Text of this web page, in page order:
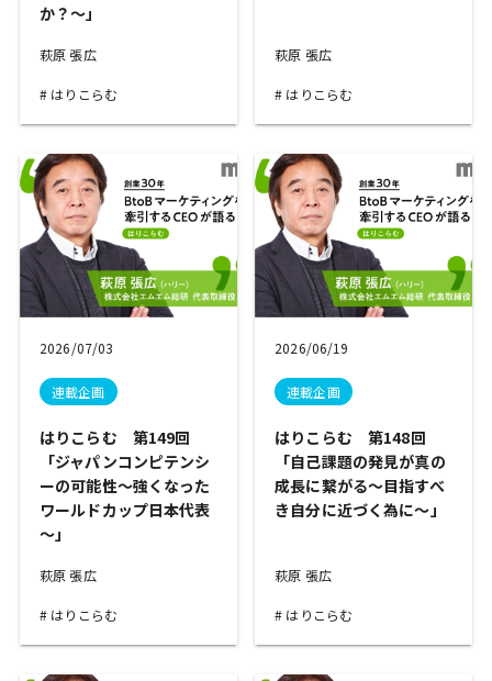
か？～」
萩原 張広
はりこらむ
萩原 張広
はりこらむ
2026/07/03
連載企画
はりこらむ 第149回
「ジャパンコンピテンシ
ーの可能性～強くなった
ワールドカップ日本代表
～」
萩原 張広
はりこらむ
2026/06/19
連載企画
はりこらむ 第148回
「自己課題の発見が真の
成長に繋がる～目指すべ
き自分に近づく為に～」
萩原 張広
はりこらむ